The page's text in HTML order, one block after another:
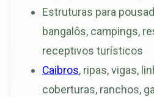
Estruturas para
bangalôs, campings,
receptivos turísticos
Caibros, ripas, vigas,
coberturas, ranchos,